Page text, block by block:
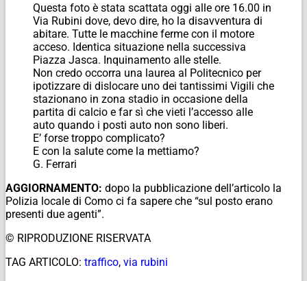
Questa foto è stata scattata oggi alle ore 16.00 in
Via Rubini dove, devo dire, ho la disavventura di
abitare. Tutte le macchine ferme con il motore
acceso. Identica situazione nella successiva
Piazza Jasca. Inquinamento alle stelle.
Non credo occorra una laurea al Politecnico per
ipotizzare di dislocare uno dei tantissimi Vigili che
stazionano in zona stadio in occasione della
partita di calcio e far sì che vieti l’accesso alle
auto quando i posti auto non sono liberi.
E’ forse troppo complicato?
E con la salute come la mettiamo?
G. Ferrari
AGGIORNAMENTO: dopo la pubblicazione dell’articolo la
Polizia locale di Como ci fa sapere che “sul posto erano
presenti due agenti”.
© RIPRODUZIONE RISERVATA
TAG ARTICOLO: traffico, via rubini